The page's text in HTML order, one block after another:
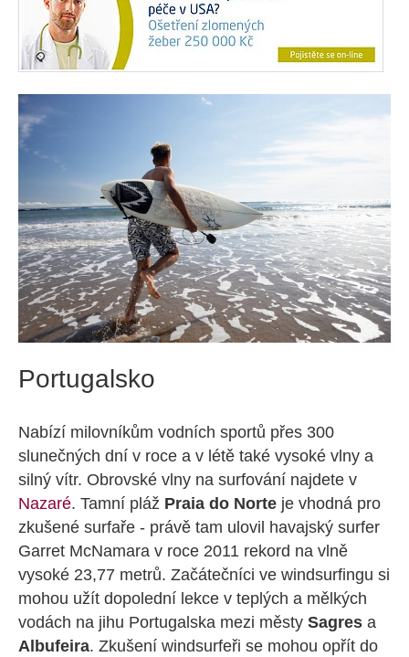
Portugalsko
Nabízí milovníkům vodních sportů přes 300
slunečných dní v roce a v létě také vysoké vlny a
silný vítr. Obrovské vlny na surfování najdete v
Nazaré. Tamní pláž Praia do Norte je vhodná pro
zkušené surfaře - právě tam ulovil havajský surfer
Garret McNamara v roce 2011 rekord na vlně
vysoké 23,77 metrů. Začátečníci ve windsurfingu si
mohou užít dopolední lekce v teplých a mělkých
vodách na jihu Portugalska mezi městy Sagres a
Albufeira. Zkušení windsurfeři se mohou opřít do